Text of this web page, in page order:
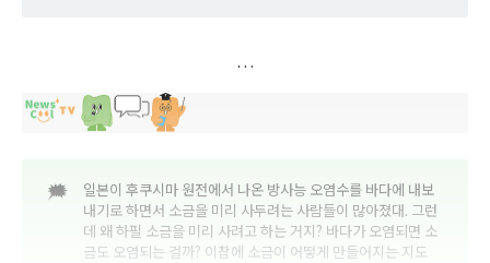
🗯️
일본이 후쿠시마 원전에서 나온 방사능 오염수를 바다에 내보
내기로 하면서 소금을 미리 사두려는 사람들이 많아졌대. 그런
데 왜 하필 소금을 미리 사려고 하는 거지? 바다가 오염되면 소
금도 오염되는 걸까? 이참에 소금이 어떻게 만들어지는 지도